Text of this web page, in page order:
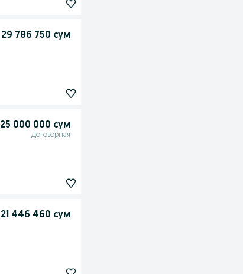
29 786 750 сум
25 000 000 сум
Договорная
21 446 460 сум